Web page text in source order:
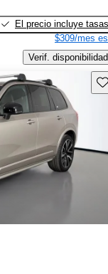
El precio incluye tasas
$309/mes
Verif. disponibilidad